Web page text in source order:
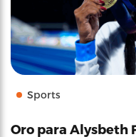
Sports
Oro para Alysbeth